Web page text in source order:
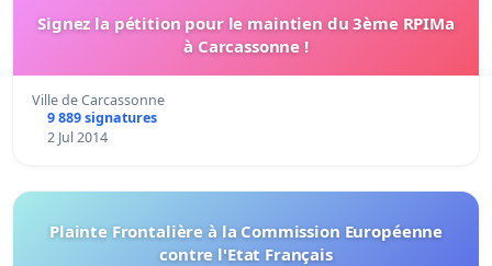
Signez la pétition pour le maintien du 3ème RPIMa
à Carcassonne !
Ville de Carcassonne
9 889 signatures
2 Jul 2014
Plainte Frontalière à la Commission Européenne
contre l'Etat Français